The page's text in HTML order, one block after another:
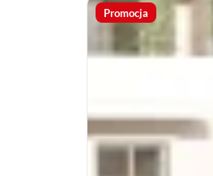
Promocja